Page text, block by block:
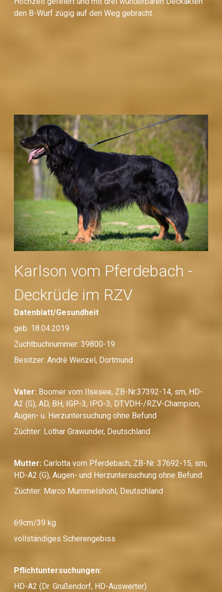
den B-Wurf zügig auf den Weg gebracht.
Karlson vom Pferdebach -
Deckrüde im RZV
Datenblatt/Gesundheit
geb. 18.04.2019
Zuchtbuchnummer: 39800-19
Besitzer: Andrè Wenzel, Dortmund
Vater: Boomer vom Ilsesee, ZB-Nr.37392-14, sm, HD-
A2 (G), AD, BH, IGP-3, IPO-3, DT.VDH-/RZV-Champion,
Augen- u. Herzuntersuchung ohne Befund
Züchter: Lothar Grawunder, Deutschland
Mutter: Carlotta vom Pferdebach, ZB-Nr. 37692-15, sm,
HD-A2 (G), Augen- und Herzuntersuchung ohne Befund
Züchter: Marco Mummelshohl, Deutschland
69cm/39 kg
vollständiges Scherengebiss
Pflichtuntersuchungen:
HD-A2 (Dr. Grußendorf, HD-Auswerter)